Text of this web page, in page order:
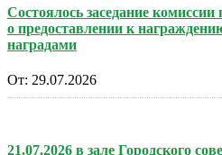
Состоялось заседание
о предоставлении к
наградами
От: 29.07.2026
21.07.2026 в зале Городского